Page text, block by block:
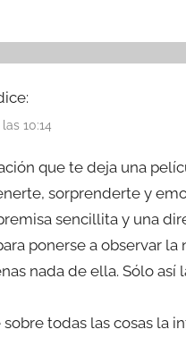
10:14
que te deja una
sorprenderte y
sencillita y una
ponerse a observar
nada de ella. Sólo así
todas las cosas la